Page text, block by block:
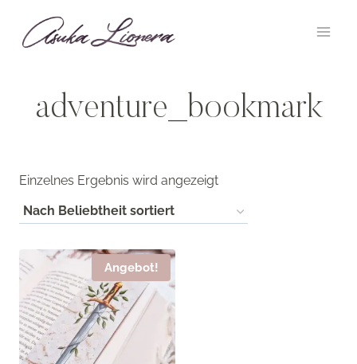
Inhalt
springen
adventure_bookmark
Einzelnes Ergebnis wird angezeigt
Angebot!